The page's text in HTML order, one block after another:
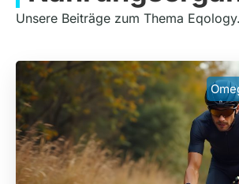
Unsere Beiträge zum Thema Eqology.